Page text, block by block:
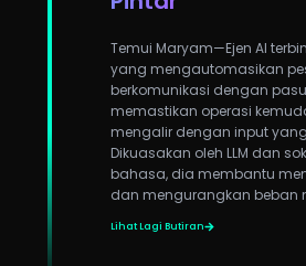
Temui Maryam—Ejen AI
yang mengautomasikan
berkomunikasi dengan
memastikan operasi
mengalir dengan input
Dikuasakan oleh LLM dan
bahasa, dia membantu
dan mengurangkan beban
Lihat Lagi Butiran